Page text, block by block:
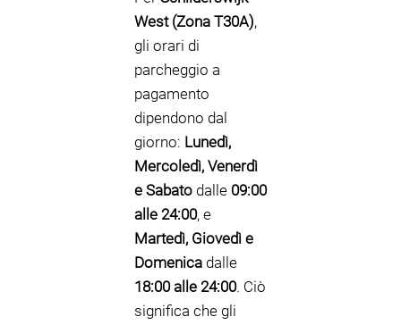
West (Zona T30A),
gli orari di
parcheggio a
pagamento
dipendono dal
giorno: Lunedì,
Mercoledì, Venerdì
e Sabato dalle 09:00
alle 24:00, e
Martedì, Giovedì e
Domenica dalle
18:00 alle 24:00. Ciò
significa che gli